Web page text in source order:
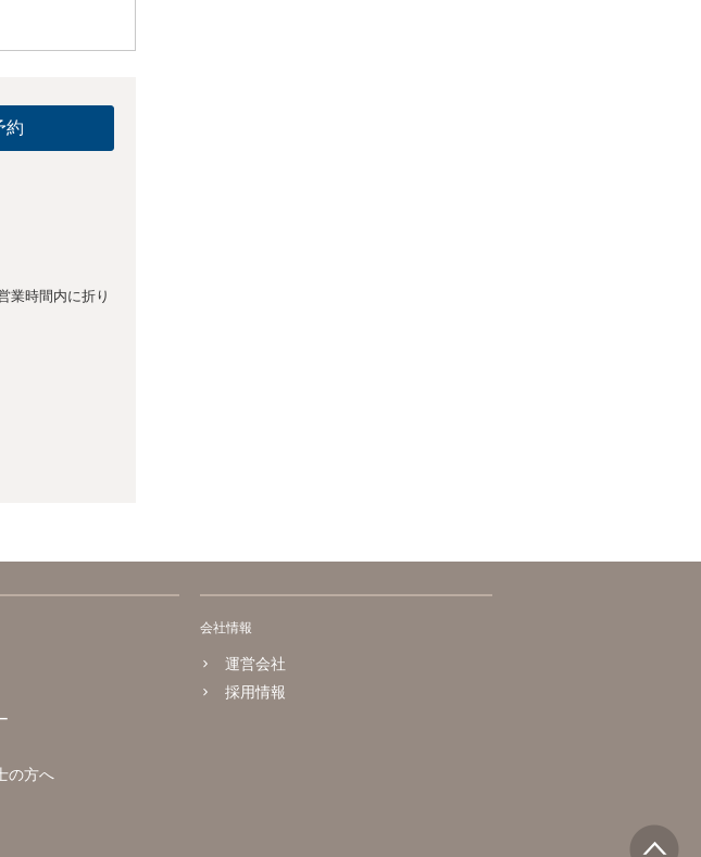
約
業時間内に折り
の方へ
会社情報
運営会社
採用情報